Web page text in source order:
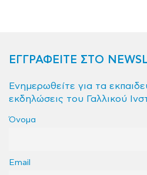
ΕΓΓΡΑΦΕΙΤΕ ΣΤΟ
Ενημερωθείτε για τα
εκδηλώσεις του Γαλλικού
Όνομα
Email